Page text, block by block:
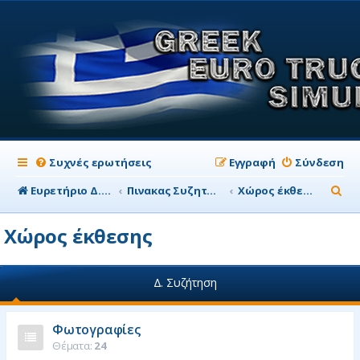
Συχνές ερωτήσεις Σύνδεση
Εγγραφή
Ευρετήριο Δ. Συζήτησης
Πινακας Συζητησης Χώρος έκθεσης
ν
τ
Χώρος έκθεσης
Δ. Συζήτηση
Φωτογραφίες
Θέματα: 24